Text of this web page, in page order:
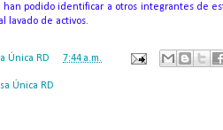
han podido identificar a otros integrantes de
lavado de activos.
Única RD 7:44 a.m.
Única RD